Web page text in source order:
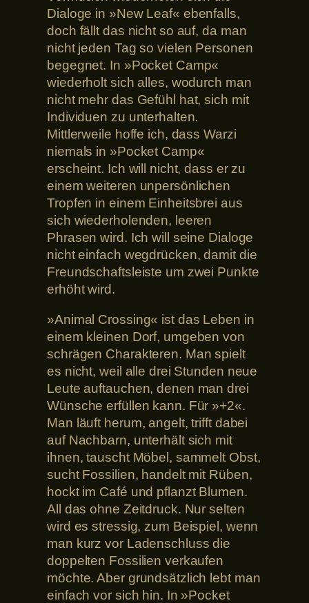
Dialoge in »New Leaf« ebenfalls,
doch fällt das nicht so auf, da man
nicht jeden Tag so vielen Personen
begegnet. In »Pocket Camp«
wiederholt sich alles, wodurch man
nicht mehr das Gefühl hat, sich mit
Individuen zu unterhalten.
Mittlerweile hoffe ich, dass Warzi
niemals in »Pocket Camp«
erscheint. Ich will nicht, dass er zu
einem weiteren unpersönlichen
Tropfen in einem Einheitsbrei aus
sich wiederholenden, leeren
Phrasen wird. Ich will seine Dialoge
nicht einfach wegdrücken, damit die
Freundschaftsleiste um zwei Punkte
erhöht wird.
»Animal Crossing« ist das Leben in
einem kleinen Dorf, umgeben von
schrägen Charakteren. Man spielt
es nicht, weil alle drei Stunden neue
Leute auftauchen, denen man drei
Wünsche erfüllen kann. Für »+2«.
Man läuft herum, angelt, trifft dabei
auf Nachbarn, unterhält sich mit
ihnen, tauscht Möbel, sammelt Obst,
sucht Fossilien, handelt mit Rüben,
hockt im Café und pflanzt Blumen.
All das ohne Zeitdruck. Nur selten
wird es stressig, zum Beispiel, wenn
man kurz vor Ladenschluss die
doppelten Fossilien verkaufen
möchte. Aber grundsätzlich lebt man
einfach vor sich hin. In »Pocket